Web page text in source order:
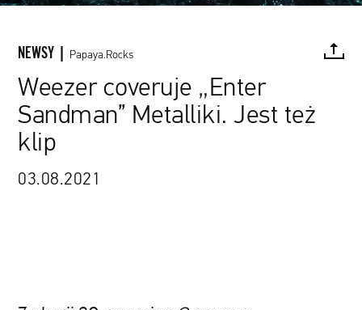
NEWSY | Papaya.Rocks
Weezer coveruje „Enter
Sandman” Metalliki. Jest też
klip
03.08.2021